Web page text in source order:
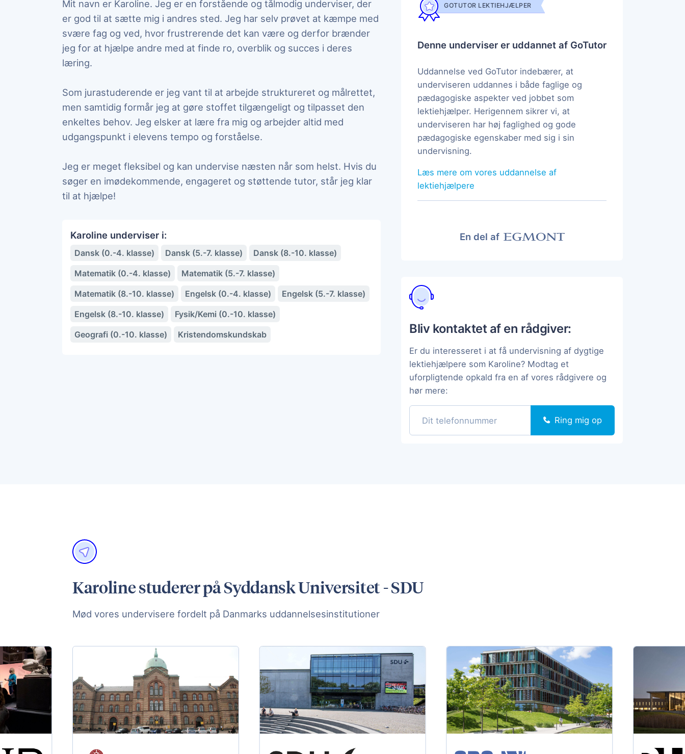
Mit navn er Karoline. Jeg er en forstående og tålmodig underviser, der
er god til at sætte mig i andres sted. Jeg har selv prøvet at kæmpe med
svære fag og ved, hvor frustrerende det kan være og derfor brænder
jeg for at hjælpe andre med at finde ro, overblik og succes i deres
læring.
Som jurastuderende er jeg vant til at arbejde struktureret og målrettet,
men samtidig formår jeg at gøre stoffet tilgængeligt og tilpasset den
enkeltes behov. Jeg elsker at lære fra mig og arbejder altid med
udgangspunkt i elevens tempo og forståelse.
Jeg er meget fleksibel og kan undervise næsten når som helst. Hvis du
søger en imødekommende, engageret og støttende tutor, står jeg klar
til at hjælpe!
Karoline underviser i:
Dansk (0.-4. klasse) Dansk (5.-7. klasse)
Dansk (8.-10. klasse)
Matematik (0.-4. klasse)
Matematik (5.-7. klasse)
Matematik (8.-10. klasse)
Engelsk (0.-4. klasse)
Engelsk (5.-7. klasse)
Engelsk (8.-10. klasse)
Fysik/Kemi (0.-10. klasse)
Geografi (0.-10. klasse)
Kristendomskundskab
GOTUTOR LEKTIEHJÆLPER
Denne underviser er uddannet af GoTutor
Uddannelse ved GoTutor indebærer, at
underviseren uddannes i både faglige og
pædagogiske aspekter ved jobbet som
lektiehjælper. Herigennem sikrer vi, at
underviseren har høj faglighed og gode
pædagogiske egenskaber med sig i sin
undervisning.
Læs mere om vores uddannelse af
lektiehjælpere
En del af
Bliv kontaktet af en rådgiver:
Er du interesseret i at få undervisning af dygtige
lektiehjælpere som Karoline? Modtag et
uforpligtende opkald fra en af vores rådgivere og
hør mere:
Ring mig op
Karoline studerer på Syddansk Universitet - SDU
Mød vores undervisere fordelt på Danmarks uddannelsesinstitutioner